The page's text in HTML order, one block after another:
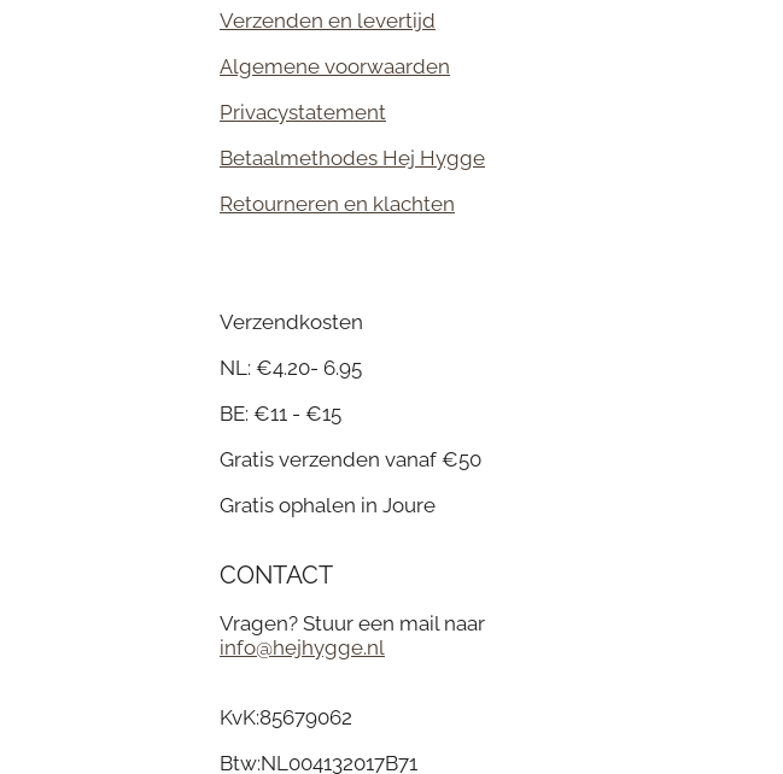
Verzenden en levertijd
Algemene voorwaarden
Privacystatement
Betaalmethodes Hej Hygge
Retourneren en klachten
Verzendkosten
NL: €4.20- 6.95
BE: €11 - €15
Gratis verzenden vanaf €50
Gratis ophalen in Joure
CONTACT
Vragen? Stuur een mail naar
info@hejhygge.nl
KvK:85679062
Btw:NL004132017B71